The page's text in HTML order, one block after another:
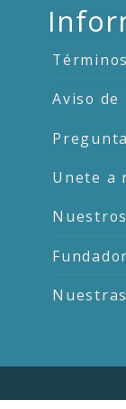
Aviso de
Unete a